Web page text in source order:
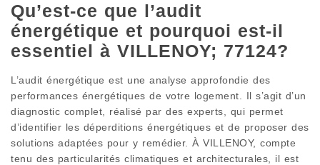
Qu’est-ce que l’audit
énergétique et pourquoi est-il
essentiel à VILLENOY; 77124?
L’audit énergétique est une analyse approfondie des
performances énergétiques de votre logement. Il s’agit d’un
diagnostic complet, réalisé par des experts, qui permet
d’identifier les déperditions énergétiques et de proposer des
solutions adaptées pour y remédier. À VILLENOY, compte
tenu des particularités climatiques et architecturales, il est